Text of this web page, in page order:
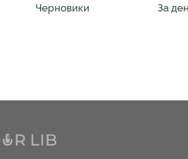
Черновики
За